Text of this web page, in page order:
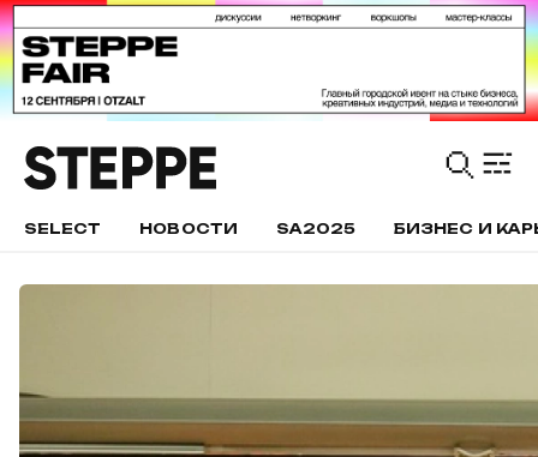
SELECT НОВОСТИ SA2025 БИЗНЕС И